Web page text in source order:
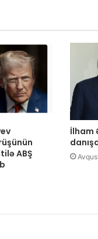
ABŞ
İlham